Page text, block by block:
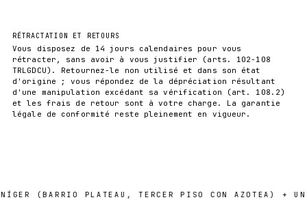
RÉTRACTATION ET RETOURS
Vous disposez de 14 jours calendaires pour vous
rétracter, sans avoir à vous justifier (arts. 102-108
TRLGDCU). Retournez-le non utilisé et dans son état
d'origine ; vous répondez de la dépréciation résultant
d'une manipulation excédant sa vérification (art. 108.2)
et les frais de retour sont à votre charge. La garantie
légale de conformité reste pleinement en vigueur.
PLATEAU, TERCER PISO CON AZOTEA) + UN